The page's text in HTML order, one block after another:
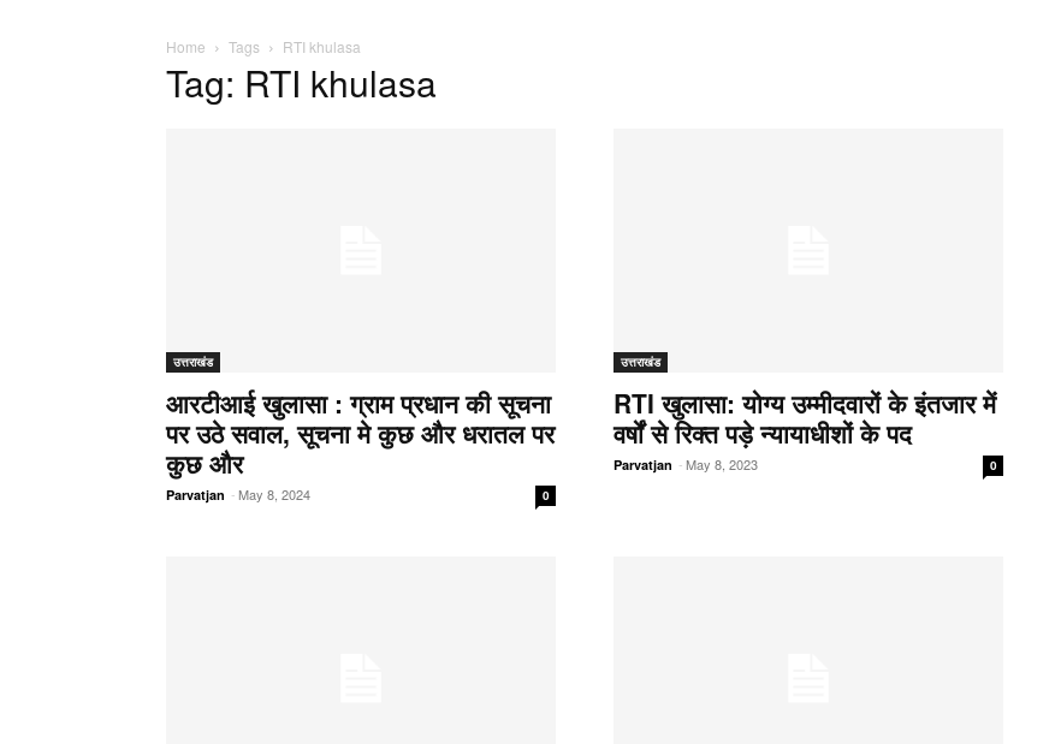
Home Tags RTI khulasa
Tag: RTI khulasa
उत्तराखंड
आरटीआई खुलासा : ग्राम प्रधान की सूचना
पर उठे सवाल, सूचना मे कुछ और धरातल पर
कुछ और
Parvatjan -May 8, 2024 0
उत्तराखंड
RTI खुलासा: योग्य उम्मीदवारों के इंतजार में
वर्षों से रिक्त पड़े न्यायाधीशों के पद
Parvatjan -May 8, 2023 0